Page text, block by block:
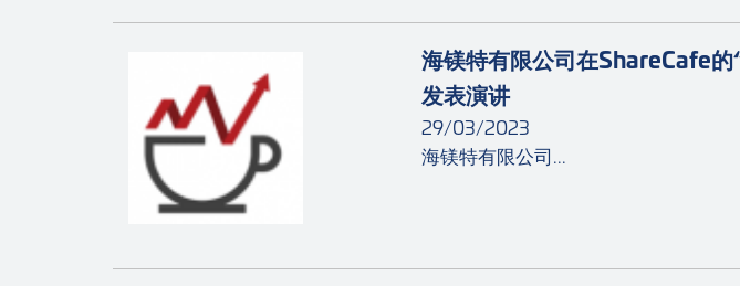
海镁特有限公司在ShareCafe
发表演讲
29/03/2023
海镁特有限公司...